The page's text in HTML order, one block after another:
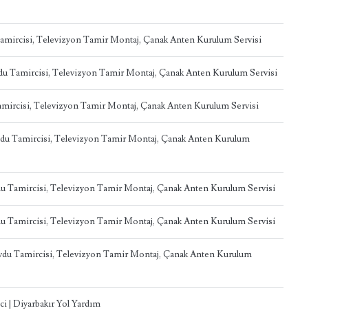
Televizyon Tamir Montaj, Çanak Anten Kurulum Servisi
Tamircisi, Televizyon Tamir Montaj, Çanak Anten Kurulum Servisi
Televizyon Tamir Montaj, Çanak Anten Kurulum Servisi
Tamircisi, Televizyon Tamir Montaj, Çanak Anten Kurulum
Tamircisi, Televizyon Tamir Montaj, Çanak Anten Kurulum Servisi
Tamircisi, Televizyon Tamir Montaj, Çanak Anten Kurulum Servisi
Tamircisi, Televizyon Tamir Montaj, Çanak Anten Kurulum
| Diyarbakır Yol Yardım